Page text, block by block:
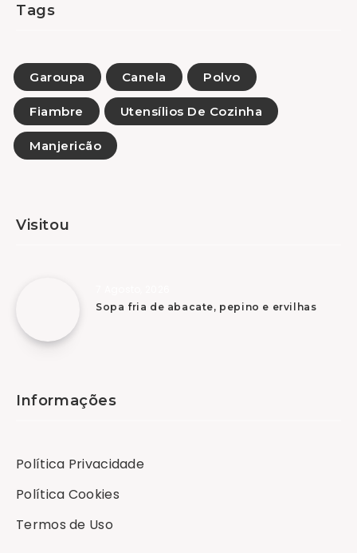
Tags
Garoupa Canela Polvo
Fiambre Utensílios De Cozinha
Manjericão
Visitou
Sopa fria de abacate, pepino e ervilhas
Informações
Política Privacidade
Política Cookies
Termos de Uso